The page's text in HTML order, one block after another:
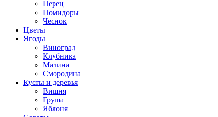
Перец
Помидоры
Чеснок
Цветы
Ягоды
Виноград
Клубника
Малина
Смородина
Кусты и деревья
Вишня
Груша
Яблоня